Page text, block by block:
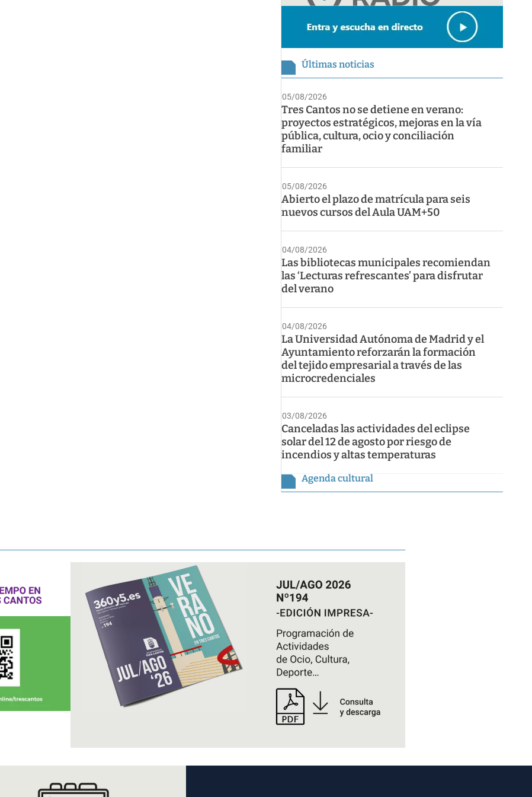
Últimas noticias
05/08/2026
Tres Cantos no se detiene en verano:
proyectos estratégicos, mejoras en la vía
pública, cultura, ocio y conciliación
familiar
05/08/2026
Abierto el plazo de matrícula para seis
nuevos cursos del Aula UAM+50
04/08/2026
Las bibliotecas municipales recomiendan
las ‘Lecturas refrescantes’ para disfrutar
del verano
04/08/2026
La Universidad Autónoma de Madrid y el
Ayuntamiento reforzarán la formación
del tejido empresarial a través de las
microcredenciales
03/08/2026
Canceladas las actividades del eclipse
solar del 12 de agosto por riesgo de
incendios y altas temperaturas
Agenda cultural